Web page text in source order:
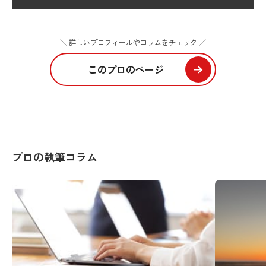
＼ 詳しいプロフィールやコラムをチェック ／
このプロのページ
プロの執筆コラム